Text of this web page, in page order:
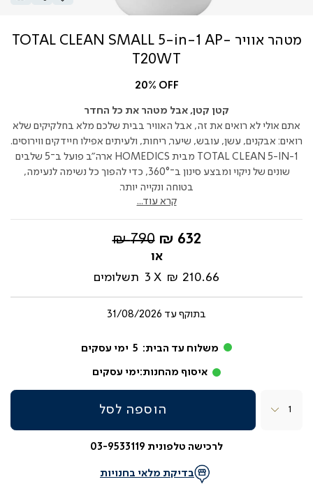
מטהר אוויר TOTAL CLEAN SMALL 5-in-1 AP-
T20WT
20% OFF
קטן קטן, אבל מטהר את כל החדר
אתם אולי לא רואים את זה, אבל האוויר בבית שלכם מלא בחלקיקים שלא
רואים: אבקנים, עשן, עובש, שיער, ריחות, ולעיתים אפילו חיידקים ווירוסים.
TOTAL CLEAN 5-IN-1 מבית HOMEDICS ארה"ב פועל ב־5 שלבים
שונים של ניקוי ומבצע סינון ב־360°, כדי להפוך כל נשימה לנעימה,
בטוחה ונקייה יותר.
קרא עוד...
החל
632 ₪
מחיר
רגיל
790 ₪
210.66 ₪
3 תשלומים
בתוקף עד 31/08/2026
משלוח עד הבית: 5 ימי עסקים
איסוף מהחנות:ימי עסקים
הוספה לסל
לרכישה טלפונית 03-9533119
בדיקת מלאי בחנויות